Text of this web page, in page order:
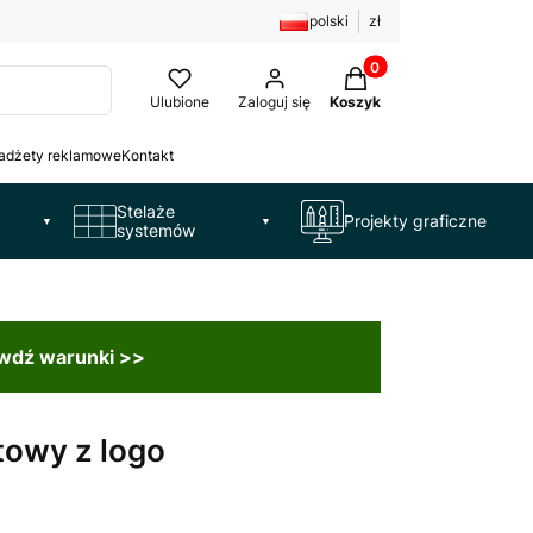
polski zł
Ulubione Zaloguj się
Produkty w koszyku:
Koszyk
reklamoweKontakt
▼
Stelaże
systemów
▼ Projekty graficzne
warunki >>
z logo